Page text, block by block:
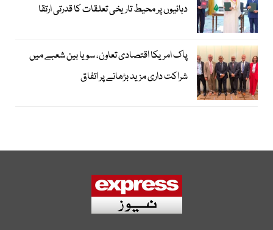
دہائیوں پر محیط تاریخی تعلقات کا قدرتی ارتقا
پاک امریکا اقتصادی تعاون، سویا بین شعبے میں
شراکت داری مزید بڑھانے پر اتفاق